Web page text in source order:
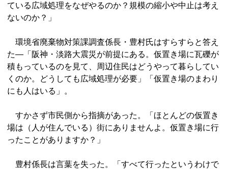
ている広域処理をなぜやるのか？規模の縮小や中止は考え
ないのか？」
環境省廃棄物対策課調査係長・豊村氏はすらすらと答え
た―「阪神・淡路大震災が前提にある。仮置き場に瓦礫が
積もっているのを見て、周辺住民はどうやって暮らしてい
くのか。どうしても広域処理が必要」「仮置き場のまわり
にも人はいる」。
すかさず市民側から指摘があった。「ほとんどの仮置き
場は（人が住んでいる）街にありませんよ。仮置き場に行
ったことがありますか？」
豊村係長は言葉を失った。「すべて行ったというわけで